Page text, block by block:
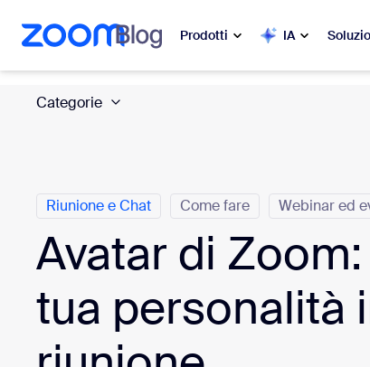
principale
di assistenza Prodotti IA
In evidenza
Servizi aziendali Zoom
Zoom CX
Zoom AI
Sviluppatori
Categorie
Riunione e Chat Come fare Webinar ed
Avatar di
tua personalità